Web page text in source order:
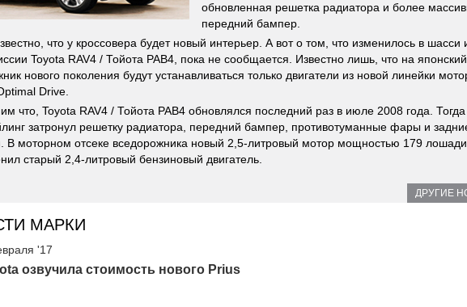
обновленная решетка радиатора и более
передний бампер.
что у кроссовера будет новый интерьер. А вот о том, что изменилось в шасси
Toyota RAV4 / Тойота РАВ4, пока не сообщается. Известно лишь, что на японский
нового поколения будут устанавливаться только двигатели из новой линейки
Drive.
что, Toyota RAV4 / Тойота РАВ4 обновлялся последний раз в июле 2008 года. Тогда
затронул решетку радиатора, передний бампер, противотуманные фары и
В моторном отсеке вседорожника новый 2,5-литровый мотор мощностью 179
старый 2,4-литровый бензиновый двигатель.
ДРУГИЕ
МАРКИ
'17
озвучила стоимость нового Prius